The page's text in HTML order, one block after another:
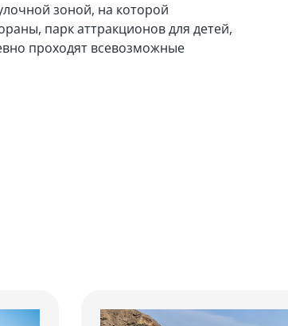
зоной, на которой
парк аттракционов для детей,
проходят всевозможные